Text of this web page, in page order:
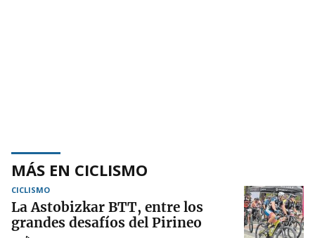
MÁS EN CICLISMO
CICLISMO
La Astobizkar BTT, entre los
grandes desafíos del Pirineo